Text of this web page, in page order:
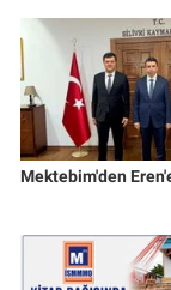
Mektebim'den